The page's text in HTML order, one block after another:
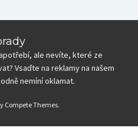
ale nevíte, které ze
Vsaďte na reklamy na našem
nemíní oklamat.
Compete Themes.